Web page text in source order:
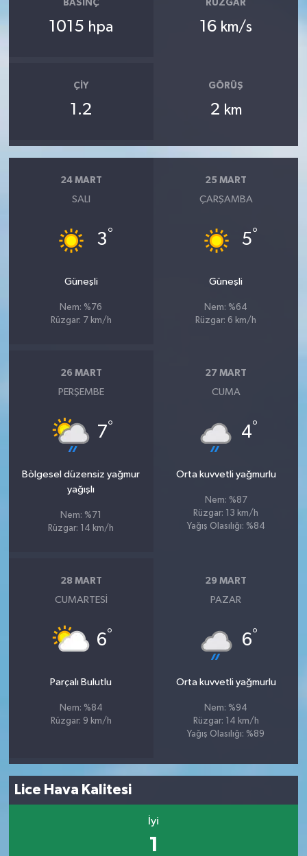
BASINÇ
1015 hpa
RÜZGAR
16 km/s
ÇIY
1.2
GÖRÜŞ
2 km
24 MART
SALI
3°
Güneşli
Nem: %76
Rüzgar: 7 km/h
25 MART
ÇARŞAMBA
5°
Güneşli
Nem: %64
Rüzgar: 6 km/h
26 MART
PERŞEMBE
7°
Bölgesel düzensiz yağmur
yağışlı
Nem: %71
Rüzgar: 14 km/h
27 MART
CUMA
4°
Orta kuvvetli yağmurlu
Nem: %87
Rüzgar: 13 km/h
Yağış Olasılığı: %84
28 MART
CUMARTESI
6°
Parçalı Bulutlu
Nem: %84
Rüzgar: 9 km/h
29 MART
PAZAR
6°
Orta kuvvetli yağmurlu
Nem: %94
Rüzgar: 14 km/h
Yağış Olasılığı: %89
Lice Hava Kalitesi
İyi
1